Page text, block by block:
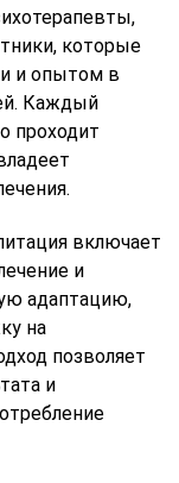
которые
и опытом в
Каждый
проходит
включает
и
адаптацию,
на
позволяет
и